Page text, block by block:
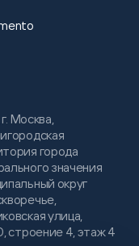
г. Москва,
города
значения
округ
улица,
строение 4, этаж 4